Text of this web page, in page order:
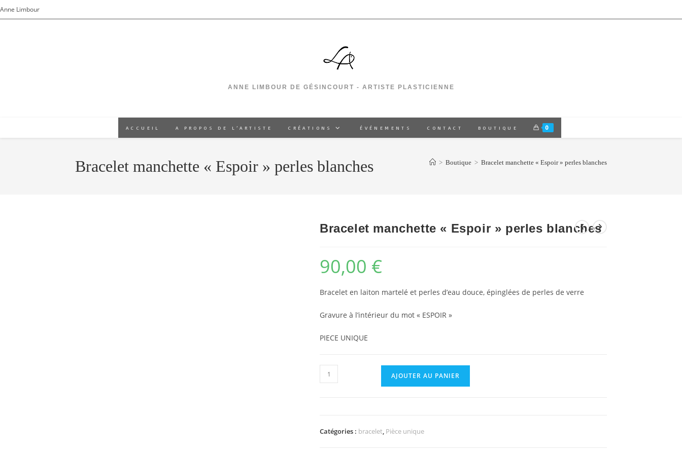
Skip
to
Anne Limbour
ANNE LIMBOUR DE GÉSINCOURT - ARTISTE PLASTICIENNE
ACCUEIL A PROPOS DE L’ARTISTE CRÉATIONS ÉVÉNEMENTS CONTACT BOUTIQUE 0
Bracelet manchette « Espoir » perles blanches > Boutique > Bracelet manchette « Espoir » perles blanches
Bracelet manchette « Espoir » perles blanches
90,00 €
Bracelet en laiton martelé et perles d’eau douce, épinglées de perles de verre
Gravure à l’intérieur du mot « ESPOIR »
PIECE UNIQUE
quantité
de
perles
AJOUTER AU PANIER
Catégories : bracelet, Pièce unique